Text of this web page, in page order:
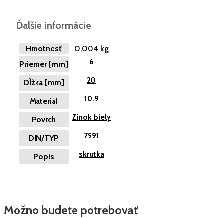
Ďalšie informácie
Hmotnosť
0,004 kg
Priemer [mm]
6
Dĺžka [mm] 20
Materiál 10.9
Povrch Zinok biely
DIN/TYP 7991
Popis skrutka
Možno budete potrebovať